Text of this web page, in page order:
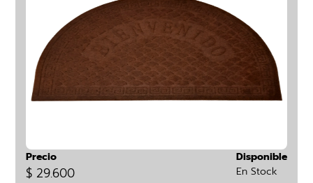
Precio
$ 29.600
Disponible
En Stock